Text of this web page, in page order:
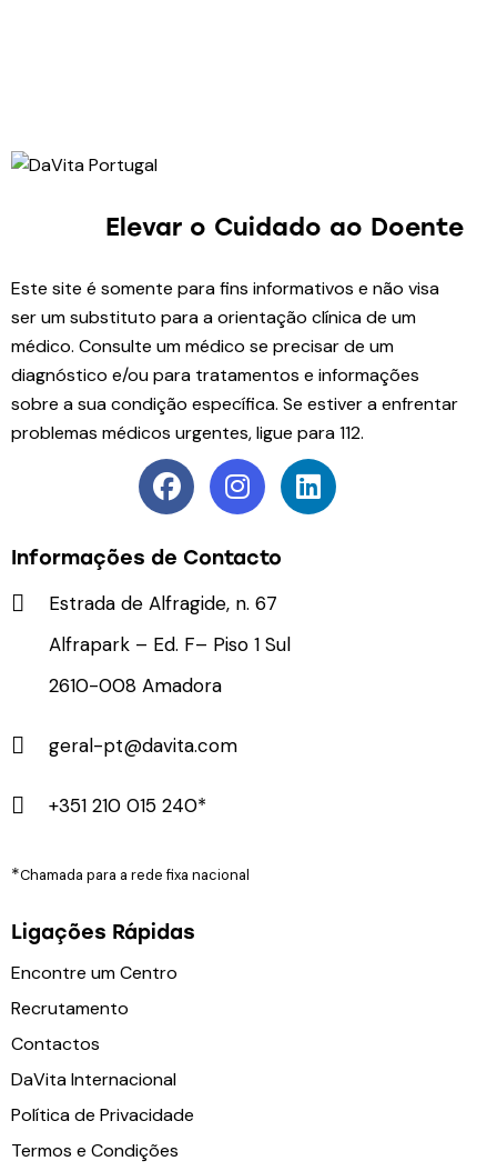
Elevar o Cuidado ao Doente
Este site é somente para fins informativos e não visa
ser um substituto para a orientação clínica de um
médico. Consulte um médico se precisar de um
diagnóstico e/ou para tratamentos e informações
sobre a sua condição específica. Se estiver a enfrentar
problemas médicos urgentes, ligue para 112.
Informações de Contacto
Estrada de Alfragide, n. 67
Alfrapark – Ed. F– Piso 1 Sul
2610-008 Amadora
geral-pt@davita.com
+351 210 015 240*
*Chamada para a rede fixa nacional
Ligações Rápidas
Encontre um Centro
Recrutamento
Contactos
DaVita Internacional
Política de Privacidade
Termos e Condições